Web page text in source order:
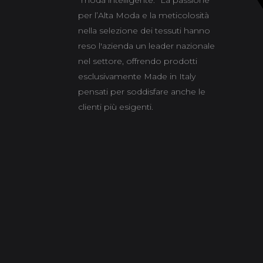
per l’Alta Moda e la meticolosità
nella selezione dei tessuti hanno
reso l'azienda un leader nazionale
nel settore, offrendo prodotti
esclusivamente Made in Italy
pensati per soddisfare anche le
clienti più esigenti.